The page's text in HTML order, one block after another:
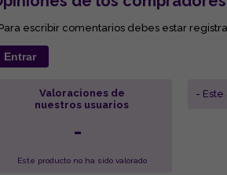
escribir comentarios debes estar
Entrar
Valoraciones de
nuestros usuarios
-
Este producto no ha sido valorado
-